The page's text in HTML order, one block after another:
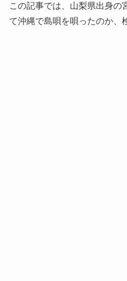
この記事では、山梨県出身の
て沖縄で島唄を唄ったのか、